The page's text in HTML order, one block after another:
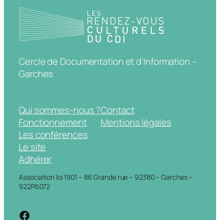
Cercle de Documentation et d'Information –
Garches
Qui sommes-nous ?
Fonctionnement
Les conférences
Le site
Adhérer
Contact
Mentions légales
Association loi 1901 – 86 Grande rue – 92380 – Garches –
922P6072
https://www.facebook.com/